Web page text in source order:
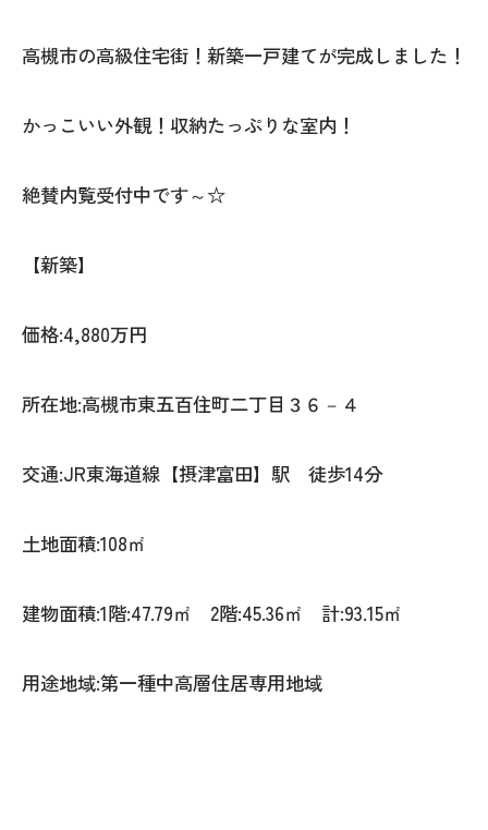
高槻市の高級住宅街！新築一戸建てが完成しました！
かっこいい外観！収納たっぷりな室内！
絶賛内覧受付中です～☆
【新築】
価格:4,880万円
所在地:高槻市東五百住町二丁目３６－４
交通:JR東海道線【摂津富田】駅 徒歩14分
土地面積:108㎡
建物面積:1階:47.79㎡ 2階:45.36㎡ 計:93.15㎡
用途地域:第一種中高層住居専用地域